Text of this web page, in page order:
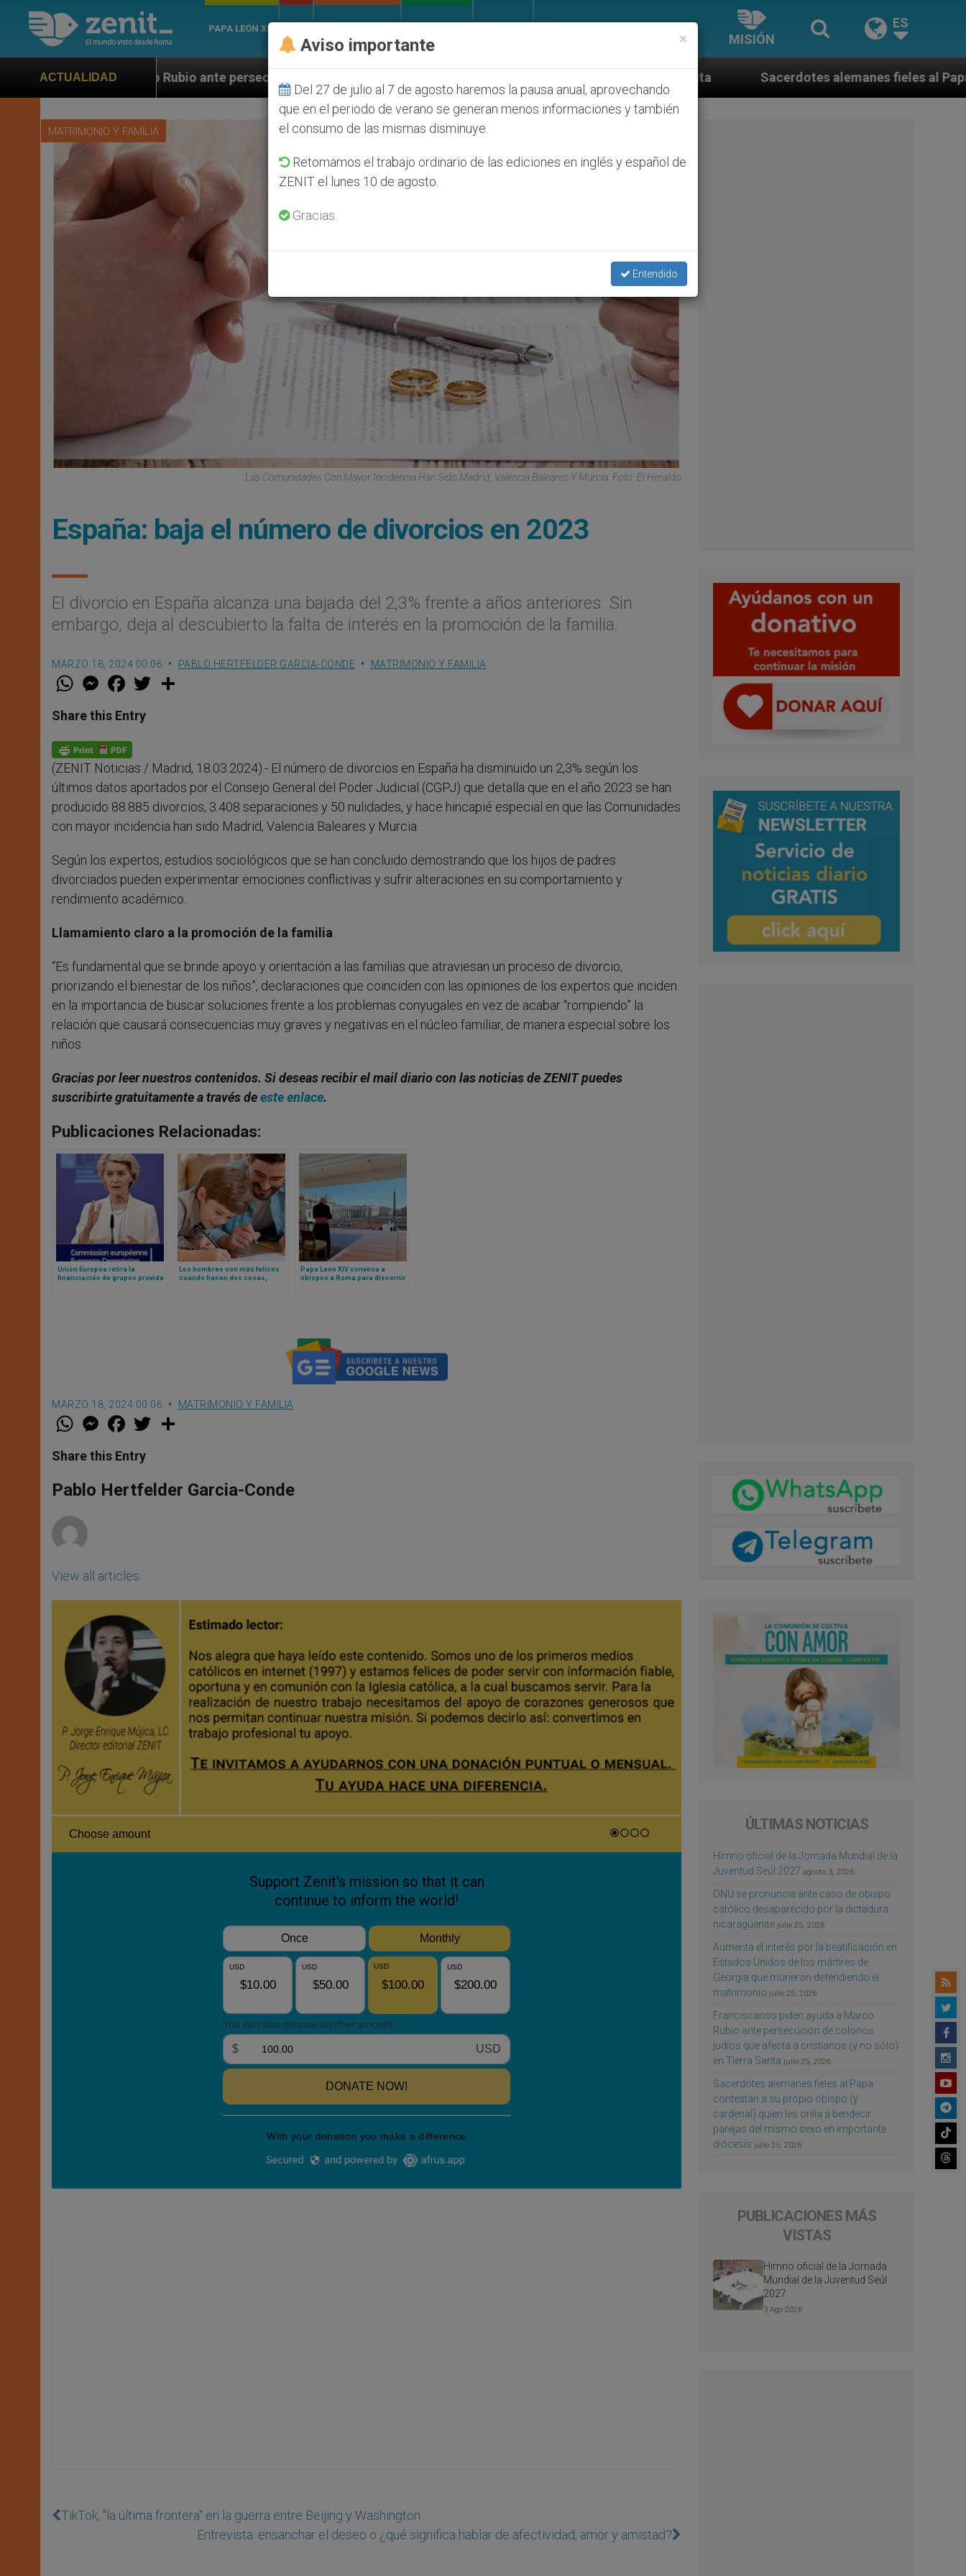
PAPA LEÓN XIV
MISIÓN
ES
ACTUALIDAD
Rubio ante persecución de colonos judíos que afecta a cristianos (y no sólo) en Tierra Santa Sacerdotes alemanes fieles al Papa contestan a su
MATRIMONIO Y FAMILIA
Las Comunidades Con Mayor Incidencia Han Sido Madrid, Valencia Baleares Y Murcia. Foto: El Heraldo
España: baja el número de divorcios en 2023
El divorcio en España alcanza una bajada del 2,3% frente a años anteriores. Sin
embargo, deja al descubierto la falta de interés en la promoción de la familia.
MARZO 18, 2024 00:06 PABLO HERTFELDER GARCIA-CONDE MATRIMONIO Y FAMILIA
W
t
s
p
p
M
e
s
e
g
e
r
F
a
e
b
o
k
w
Share this Entry
(ZENIT Noticias / Madrid, 18.03.2024).- El número de divorcios en España ha disminuido un 2,3% según los
últimos datos aportados por el Consejo General del Poder Judicial (CGPJ) que detalla que en el año 2023 se han
producido 88.885 divorcios, 3.408 separaciones y 50 nulidades, y hace hincapié especial en que las Comunidades
con mayor incidencia han sido Madrid, Valencia Baleares y Murcia.
Según los expertos, estudios sociológicos que se han concluido demostrando que los hijos de padres
divorciados pueden experimentar emociones conflictivas y sufrir alteraciones en su comportamiento y
rendimiento académico.
Llamamiento claro a la promoción de la familia
“Es fundamental que se brinde apoyo y orientación a las familias que atraviesan un proceso de divorcio,
priorizando el bienestar de los niños”, declaraciones que coinciden con las opiniones de los expertos que inciden
en la importancia de buscar soluciones frente a los problemas conyugales en vez de acabar “rompiendo” la
relación que causará consecuencias muy graves y negativas en el núcleo familiar, de manera especial sobre los
niños.
Gracias por leer nuestros contenidos. Si deseas recibir el mail diario con las noticias de ZENIT puedes
suscribirte gratuitamente a través deeste enlace.
Publicaciones Relacionadas:
Unión Europea retira la
financiación de grupos provida
Los hombres son más felices
cuando hacen dos cosas,
Papa León XIV convoca a
obispos a Roma para discernir
MARZO 18, 2024 00:06 MATRIMONIO Y FAMILIA
W
t
s
p
p
M
e
s
e
g
e
F
a
e
b
o
k
w
r
Share this Entry
Pablo Hertfelder Garcia-Conde
View all articles
TikTok, "la última frontera" en la guerra entre Beijing y Washington
Entrevista: ensanchar el deseo o ¿qué significa hablar de afectividad, amor y amistad?
ÚLTIMAS NOTICIAS
Himno oficial de la Jornada Mundial de la
Juventud Seúl 2027 agosto 3, 2026
ONU se pronuncia ante caso de obispo
católico desaparecido por la dictadura
nicaragüense julio 25, 2026
Aumenta el interés por la beatificación en
Estados Unidos de los mártires de
Georgia que murieron defendiendo el
matrimonio julio 25, 2026
Franciscanos piden ayuda a Marco
Rubio ante persecución de colonos
judíos que afecta a cristianos (y no sólo)
en Tierra Santa julio 25, 2026
Sacerdotes alemanes fieles al Papa
contestan a su propio obispo (y
cardenal) quien les orilla a bendecir
parejas del mismo sexo en importante
diócesis julio 25, 2026
PUBLICACIONES MÁS
VISTAS
Himno oficial de la Jornada
Mundial de la Juventud Seúl
2027
3 Ago 2026
×
Aviso importante
Del 27 de julio al 7 de agosto haremos la pausa anual, aprovechando
que en el periodo de verano se generan menos informaciones y también
el consumo de las mismas disminuye.
Retomamos el trabajo ordinario de las ediciones en inglés y español de
ZENIT el lunes 10 de agosto.
Gracias.
Entendido